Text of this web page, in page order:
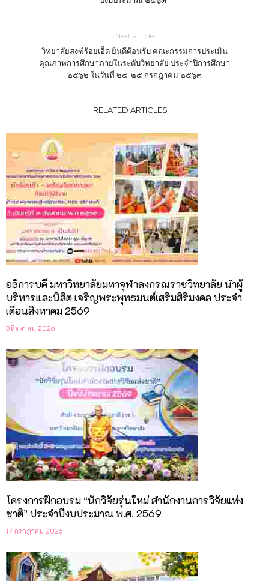
Next article
วิทยาลัยสงฆ์ร้อยเอ็ด ยินดีต้อนรับ คณะกรรมการประเมิน
คุณภาพการศึกษาภายในระดับวิทยาลัย ประจำปีการศึกษา
๒๕๖๒ ในวันที่ ๒๔-๒๕ กรกฎาคม ๒๕๖๓
RELATED ARTICLES
อธิการบดี มหาวิทยาลัยมหาจุฬาลงกรณราชวิทยาลัย นำผู้
บริหารและนิสิต เจริญพระพุทธมนต์เสริมสิริมงคล ประจำ
เดือนสิงหาคม 2569
3 สิงหาคม 2026
โครงการฝึกอบรม “นักวิจัยรุ่นใหม่ สำนักงานการวิจัยแห่ง
ชาติ” ประจำปีงบประมาณ พ.ศ. 2569
17 กรกฎาคม 2026